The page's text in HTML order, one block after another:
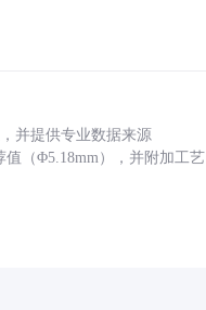
并提供专业数据来源
值（Φ5.18mm），并附加工艺